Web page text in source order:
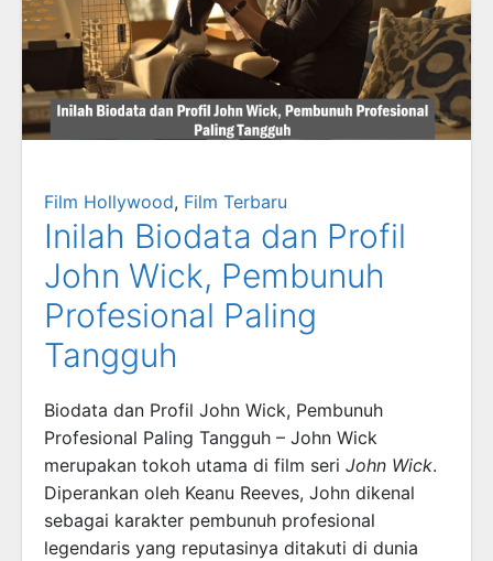
Film Hollywood, Film Terbaru
Inilah Biodata dan Profil
John Wick, Pembunuh
Profesional Paling
Tangguh
Biodata dan Profil John Wick, Pembunuh
Profesional Paling Tangguh – John Wick
merupakan tokoh utama di film seri John Wick.
Diperankan oleh Keanu Reeves, John dikenal
sebagai karakter pembunuh profesional
legendaris yang reputasinya ditakuti di dunia